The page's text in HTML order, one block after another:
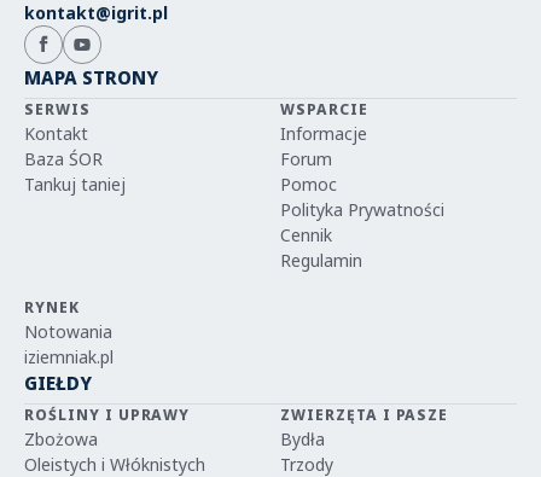
kontakt@igrit.pl
MAPA STRONY
SERWIS
Kontakt
Baza ŚOR
Tankuj taniej
WSPARCIE
Informacje
Forum
Pomoc
Polityka Prywatności
Cennik
Regulamin
RYNEK
Notowania
iziemniak.pl
GIEŁDY
ROŚLINY I UPRAWY
Zbożowa
Oleistych i Włóknistych
ZWIERZĘTA I PASZE
Bydła
Trzody